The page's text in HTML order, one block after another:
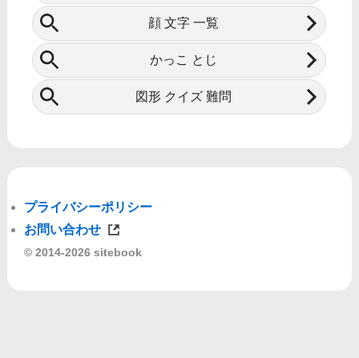
プライバシーポリシー
お問い合わせ
© 2014-2026 sitebook